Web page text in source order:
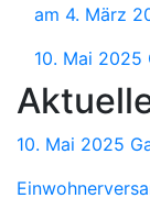
am 4. März
10. Mai 2025
10. Mai 2025